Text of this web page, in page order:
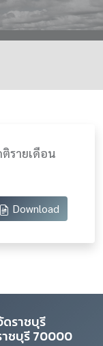
รายเดือน
Download
ดราชบุรี
าชบุรี 70000